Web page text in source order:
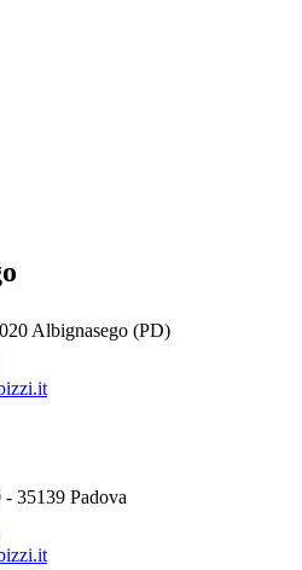
Albignasego (PD)
35139 Padova